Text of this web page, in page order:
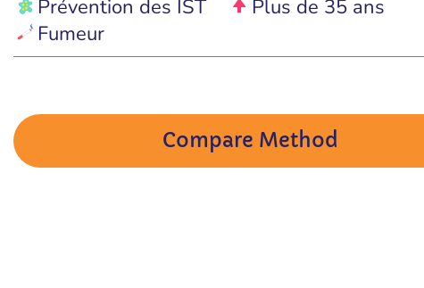
Prévention des IST
Plus de 35 ans
Fumeur
Compare Method